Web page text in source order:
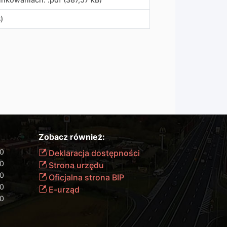
Zobacz również:
Deklaracja dostępności
Strona urzędu
Oficjalna strona BIP
E-urząd